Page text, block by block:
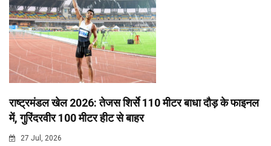
राष्ट्रमंडल खेल 2026: तेजस शिर्से 110 मीटर बाधा दौड़ के फाइनल
में, गुरिंदरवीर 100 मीटर हीट से बाहर
27 Jul, 2026